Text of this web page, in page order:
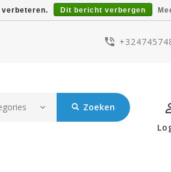
Zoeken
verbeteren. Dit bericht verbergen